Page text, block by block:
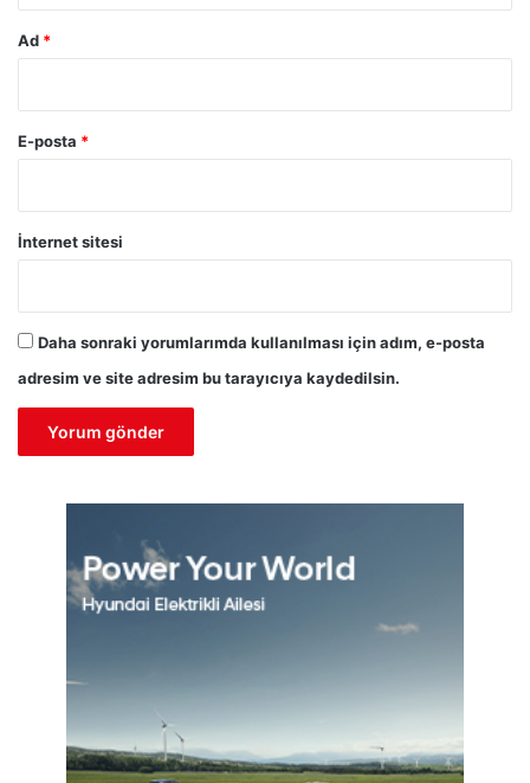
Ad *
E-posta *
İnternet sitesi
Daha sonraki yorumlarımda kullanılması için adım, e-posta
adresim ve site adresim bu tarayıcıya kaydedilsin.